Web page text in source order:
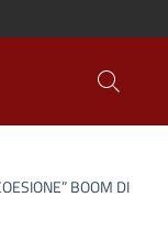
BOOM DI